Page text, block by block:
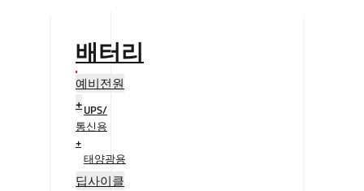
배터리
예비전원
+UPS/
통신용
+
태양광용
+
딥사이클